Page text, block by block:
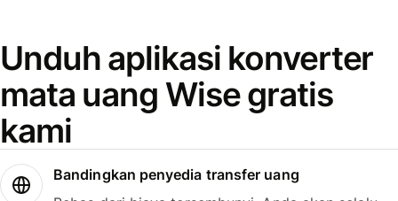
Unduh aplikasi konverter
mata uang Wise gratis
kami
Bandingkan penyedia transfer uang